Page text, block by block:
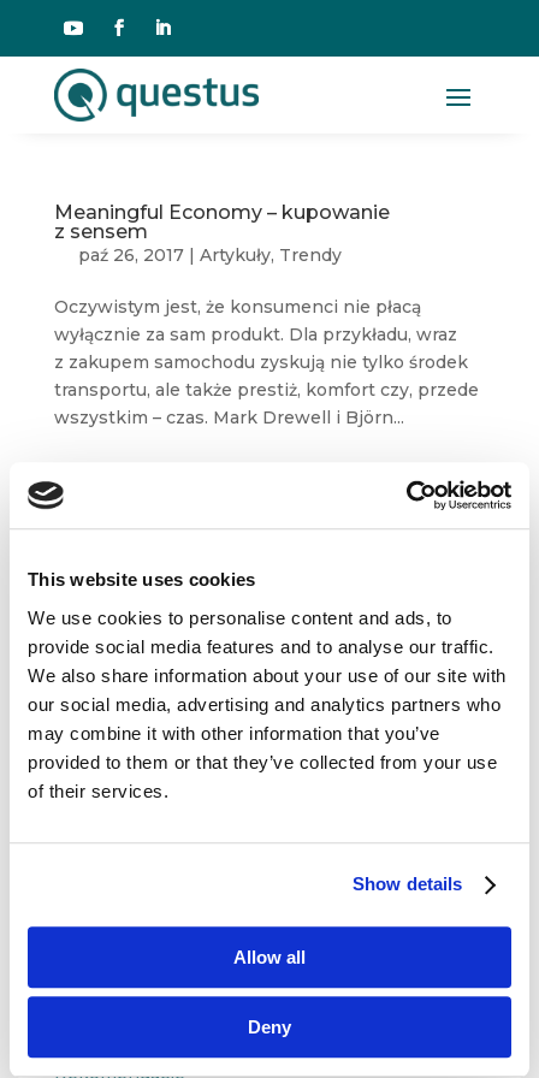
This website uses cookies
We use cookies to personalise content and ads, to
provide social media features and to analyse our traffic.
We also share information about your use of our site with
our social media, advertising and analytics partners who
may combine it with other information that you’ve
provided to them or that they’ve collected from your use
of their services.
Show details
Allow all
Deny
Meaningful Economy – kupowanie
z sensem
paź 26, 2017| Artykuły, Trendy
Oczywistym jest, że konsumenci nie płacą
wyłącznie za sam produkt. Dla przykładu, wraz
z zakupem samochodu zyskują nie tylko środek
transportu, ale także prestiż, komfort czy, przede
wszystkim – czas. Mark Drewell i Björn...

questus
ul. Organizacji WiN 83/7
91-811 Łódź
 601 098 038
 questus@questus.pl
Polityka prywatności